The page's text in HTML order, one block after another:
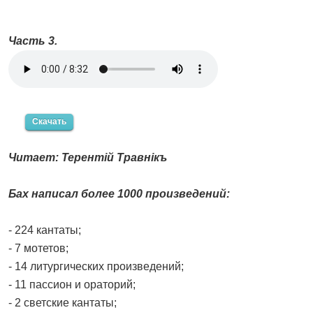
Часть 3.
Скачать
Читает: Терентiй Травнiкъ
Бах написал более 1000 произведений:
- 224 кантаты;
- 7 мотетов;
- 14 литургических произведений;
- 11 пассион и ораторий;
- 2 светские кантаты;